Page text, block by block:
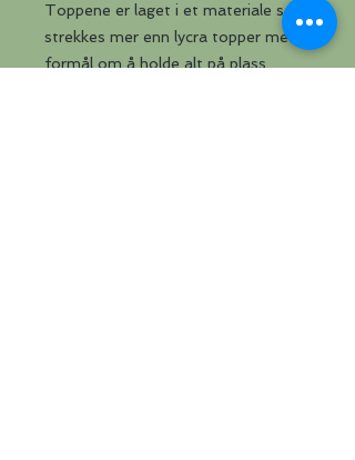
Toppene er laget i et materiale som
strekkes mer enn lycra topper med
formål om å holde alt på plass.